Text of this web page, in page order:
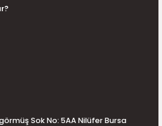
Sok No: 5AA Nilüfer Bursa